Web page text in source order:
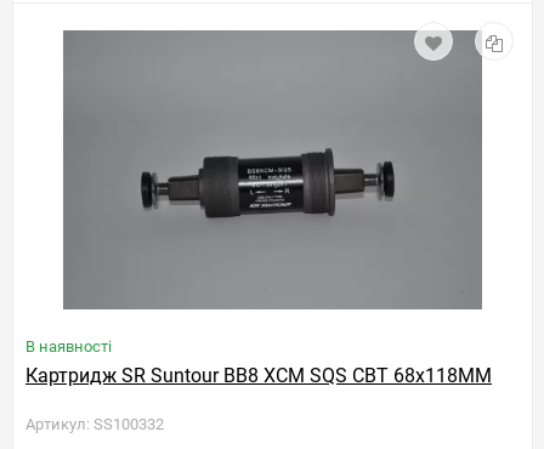
В наявності
Картридж SR Suntour BB8 XCM SQS CBT 68x118MM
Артикул: SS100332